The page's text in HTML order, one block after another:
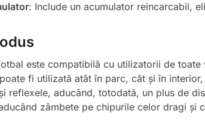
: Include un acumulator reincarcabil,
este compatibilă cu utilizatorii de
fi utilizată atât în parc, cât și în
reflexele, aducând, totodată, un plus de
zâmbete pe chipurile celor dragi și